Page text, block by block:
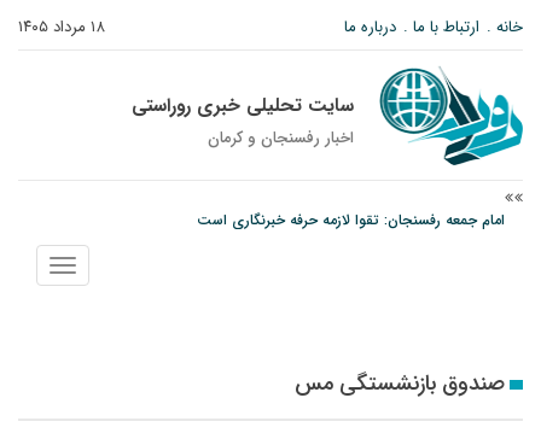
۱۸ مرداد ۱۴۰۵ خانه ارتباط با ما درباره ما
سایت تحلیلی خبری روراستی
اخبار رفسنجان و كرمان
امام جمعه رفسنجان: تقوا لازمه حرفه خبرنگاری است
پیش‌بینی هواشناسی برای استان کرمان؛ از وزش باد و گردوخاک تا رگبار و رعدوبرق
نمایش
منو
صندوق بازنشستگی مس